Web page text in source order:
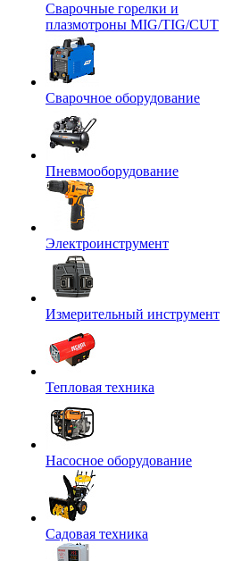
Сварочные горелки и
плазмотроны MIG/TIG/CUT
Сварочное оборудование
Пневмооборудование
Электроинструмент
Измерительный инструмент
Тепловая техника
Насосное оборудование
Садовая техника